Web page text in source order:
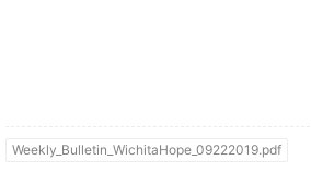
Weekly_Bulletin_WichitaHope_09222019.pdf